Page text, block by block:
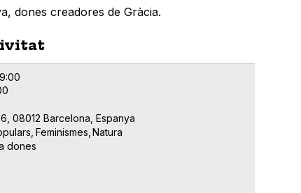
dones creadores de Gràcia.
08012 Barcelona, Espanya
Feminismes Natura
dones